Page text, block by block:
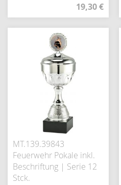
19,30 €
MT.139.39843
Feuerwehr Pokale inkl.
Beschriftung | Serie 12
Stck.